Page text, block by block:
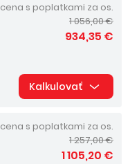
cena s poplatkami za os.
1 056,00 €
934,35 €
Kalkulovať
cena s poplatkami za os.
1 257,00 €
1 105,20 €